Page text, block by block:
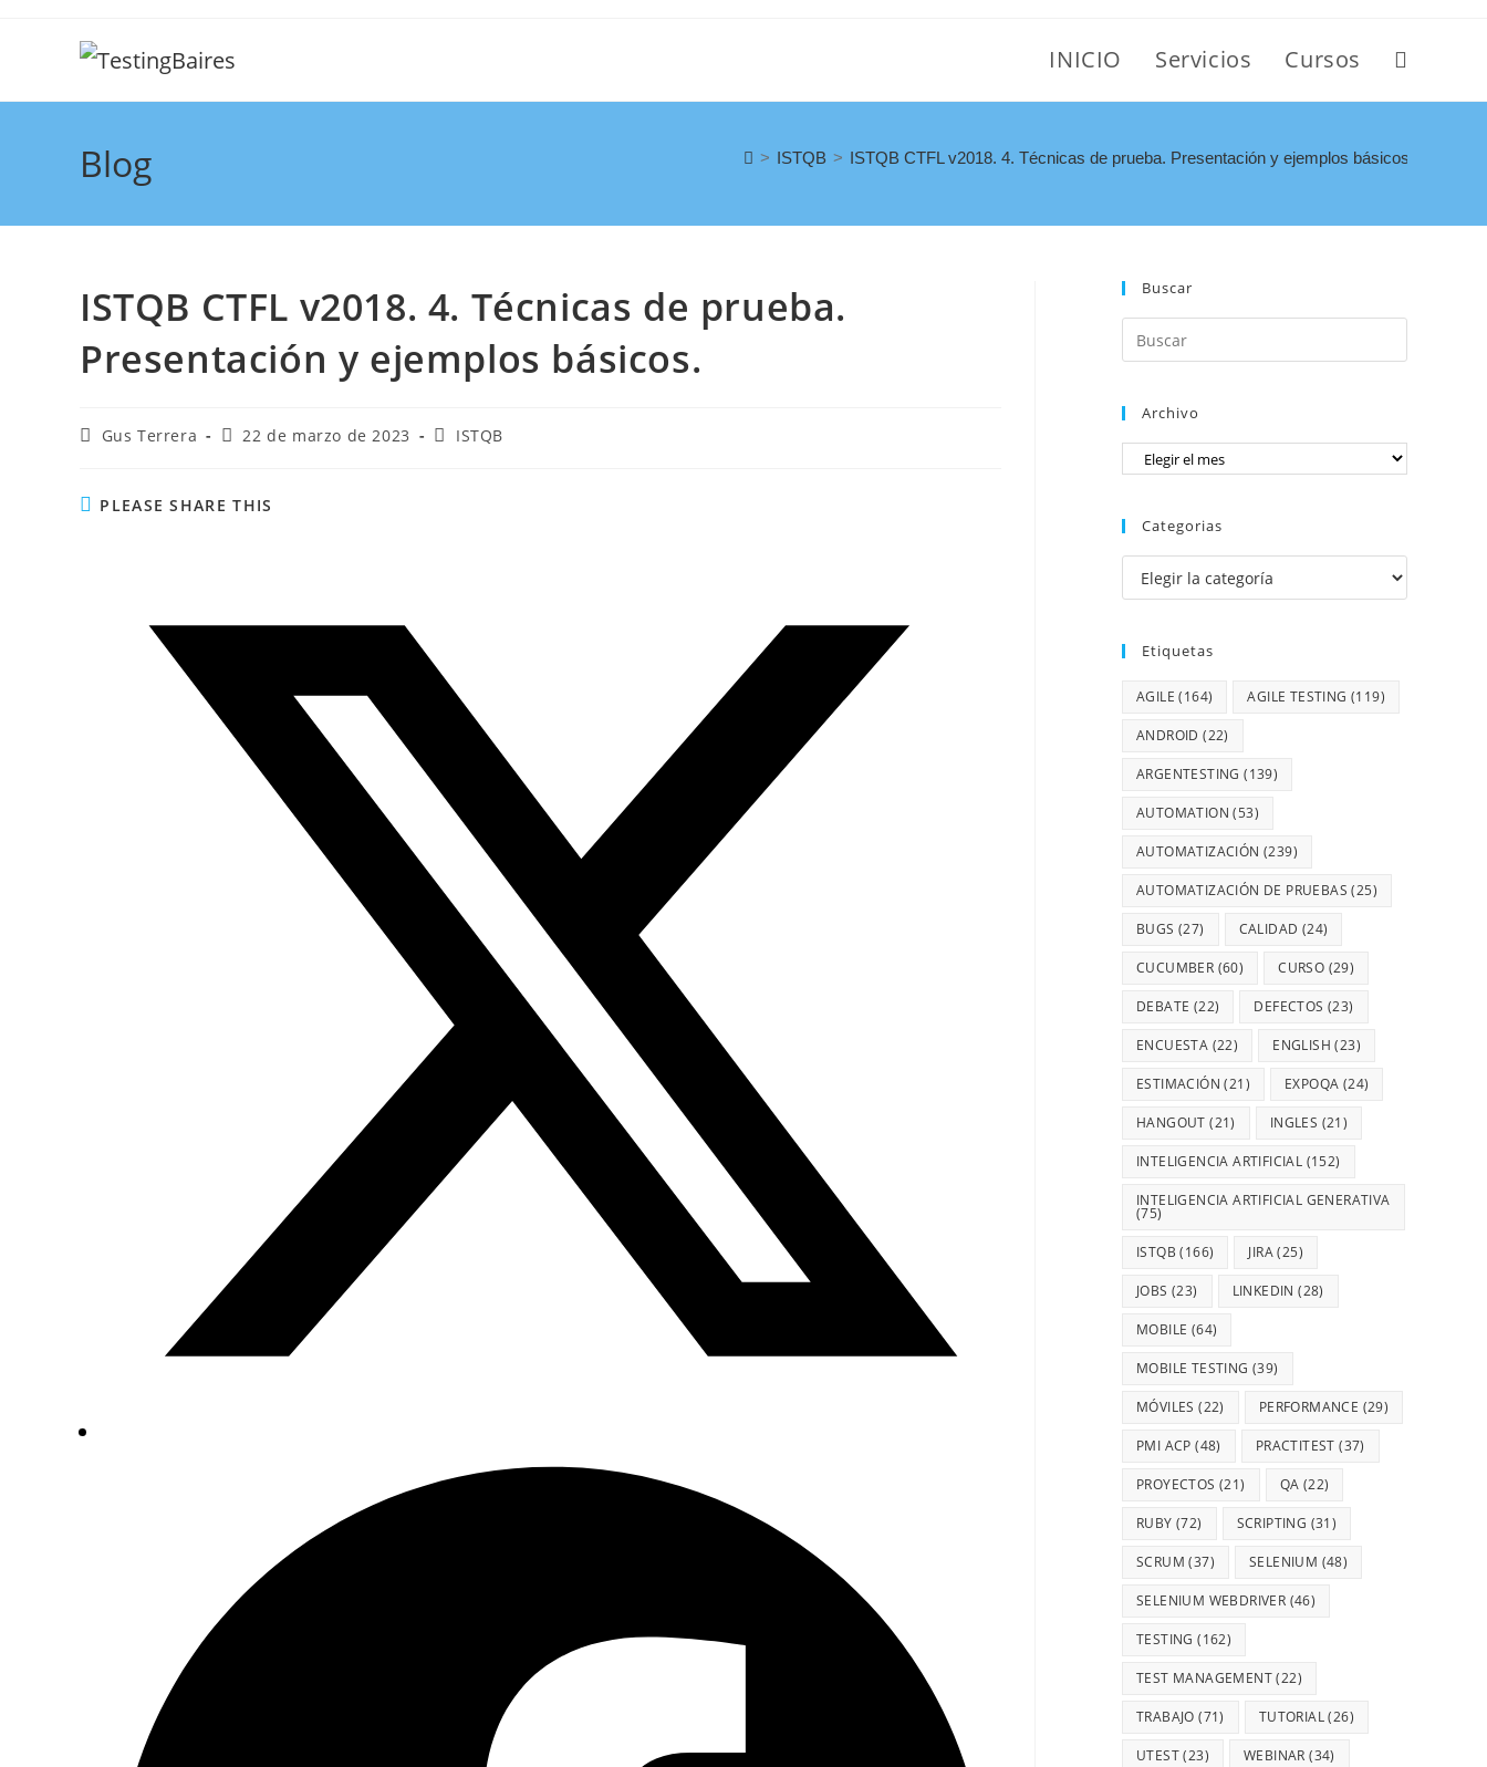
INICIO Servicios Cursos
Blog > ISTQB > ISTQB CTFL v2018. 4. Técnicas de prueba. Presentación y ejemplos básicos.
ISTQB CTFL v2018. 4. Técnicas de prueba.
Presentación y ejemplos básicos.
Gus Terrera 22 de marzo de 2023 ISTQB
PLEASE SHARE THIS
Buscar
Archivo
Categorias
Etiquetas
AGILE (164) AGILE TESTING (119)
ANDROID (22)
ARGENTESTING (139)
AUTOMATION (53)
AUTOMATIZACIÓN (239)
AUTOMATIZACIÓN DE PRUEBAS (25)
BUGS (27) CALIDAD (24)
CUCUMBER (60) CURSO (29)
DEBATE (22) DEFECTOS (23)
ENCUESTA (22) ENGLISH (23)
ESTIMACIÓN (21) EXPOQA (24)
HANGOUT (21) INGLES (21)
INTELIGENCIA ARTIFICIAL (152)
INTELIGENCIA ARTIFICIAL GENERATIVA
(75)
ISTQB (166) JIRA(25)
JOBS (23) LINKEDIN (28)
MOBILE (64)
MOBILE TESTING (39)
MÓVILES (22) PERFORMANCE (29)
PMI ACP (48) PRACTITEST (37)
PROYECTOS (21) QA (22)
RUBY (72) SCRIPTING (31)
SCRUM (37) SELENIUM (48)
SELENIUM WEBDRIVER (46)
TESTING (162)
TEST MANAGEMENT(22)
TRABAJO (71) TUTORIAL(26)
UTEST(23) WEBINAR (34)